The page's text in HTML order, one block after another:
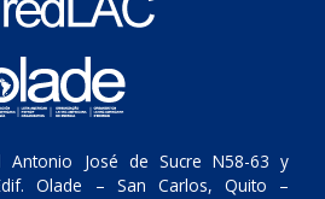
Antonio José de Sucre N58-63 y
Olade – San Carlos, Quito –